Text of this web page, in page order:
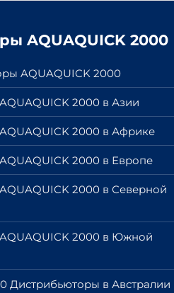
AQUAQUICK 2000
AQUAQUICK 2000
2000 в Азии
2000 в Африке
2000 в Европе
2000 в Северной
2000 в Южной
Дистрибьюторы в Австралии